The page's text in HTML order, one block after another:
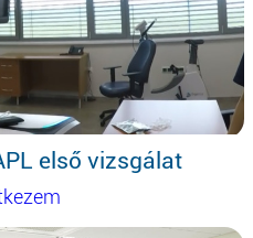
első vizsgálat